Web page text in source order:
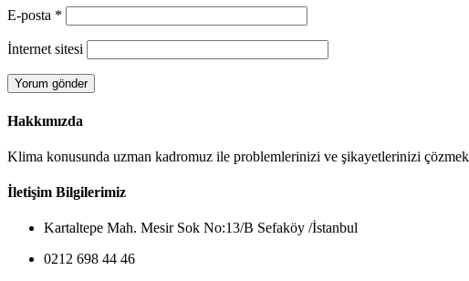
E-posta *
İnternet sitesi
Hakkımızda
Klima konusunda uzman kadromuz ile problemlerinizi ve şikayetlerinizi
İletişim Bilgilerimiz
Kartaltepe Mah. Mesir Sok No:13/B Sefaköy /İstanbul
0212 698 44 46